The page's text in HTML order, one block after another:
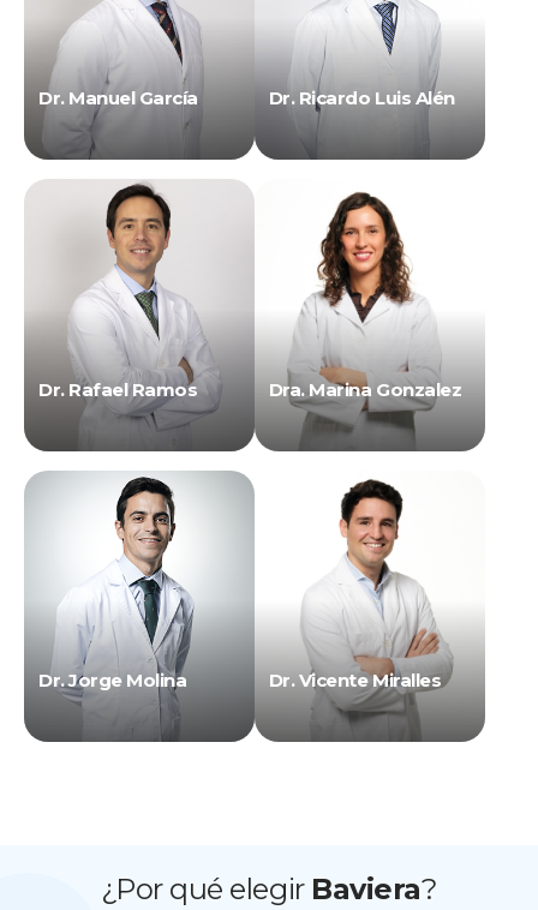
Dr. Manuel García Dr. Ricardo Luis Alén
Dr. Rafael Ramos Dra. Marina Gonzalez
Dr. Jorge Molina Dr. Vicente Miralles
¿Por qué elegir Baviera?